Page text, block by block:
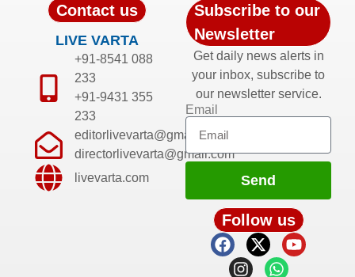
Contact us
LIVE VARTA
+91-8541 088
233
+91-9431 355
233
editorlivevarta@gmail.com
directorlivevarta@gmail.com
livevarta.com
Subscribe to our
Newsletter
Get daily news alerts in
your inbox, subscribe to
our newsletter service.
Email
Send
Follow us